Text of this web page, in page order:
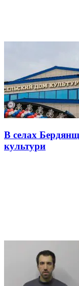
В селах
культури